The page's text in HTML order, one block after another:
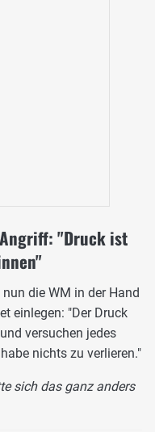
"Druck ist
die WM in der Hand
einlegen: "Der Druck
versuchen jedes
nichts zu verlieren."
sich das ganz anders